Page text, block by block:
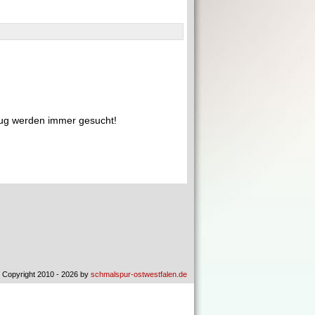
werden immer gesucht!
2010 - 2026 by schmalspur-ostwestfalen.de